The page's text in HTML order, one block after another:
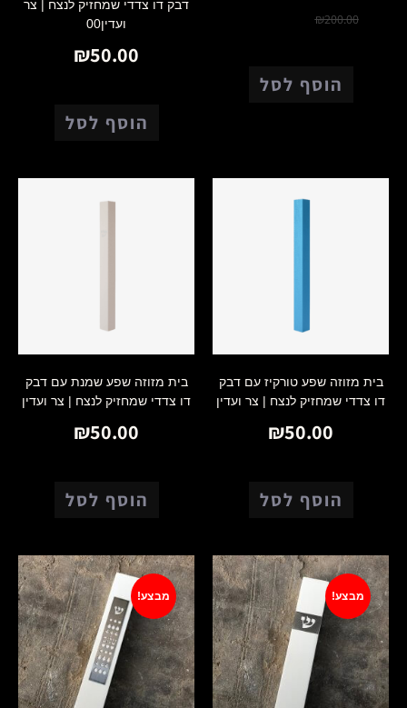
₪200.00
הוסף לסל
דבק דו צדדי שמחזיק לנצח | צר
ועדין00
₪50.00
הוסף לסל
בית מזוזה שפע טורקיז עם דבק
דו צדדי שמחזיק לנצח | צר ועדין
₪50.00
הוסף לסל
בית מזוזה שפע שמנת עם דבק
דו צדדי שמחזיק לנצח | צר ועדין
₪50.00
הוסף לסל
מבצע! מבצע!